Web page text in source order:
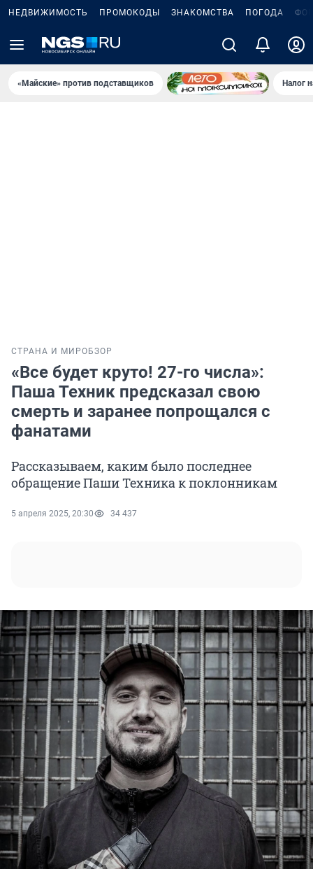
НЕДВИЖИМОСТЬ ПРОМОКОДЫ ЗНАКОМСТВА ПОГОДА
«Майские» против подставщиков Налог
СТРАНА И МИРОБЗОР
«Все будет круто! 27-го числа»:
Паша Техник предсказал свою
смерть и заранее попрощался с
фанатами
Рассказываем, каким было последнее
обращение Паши Техника к поклонникам
5 апреля 2025, 20:30 34 437